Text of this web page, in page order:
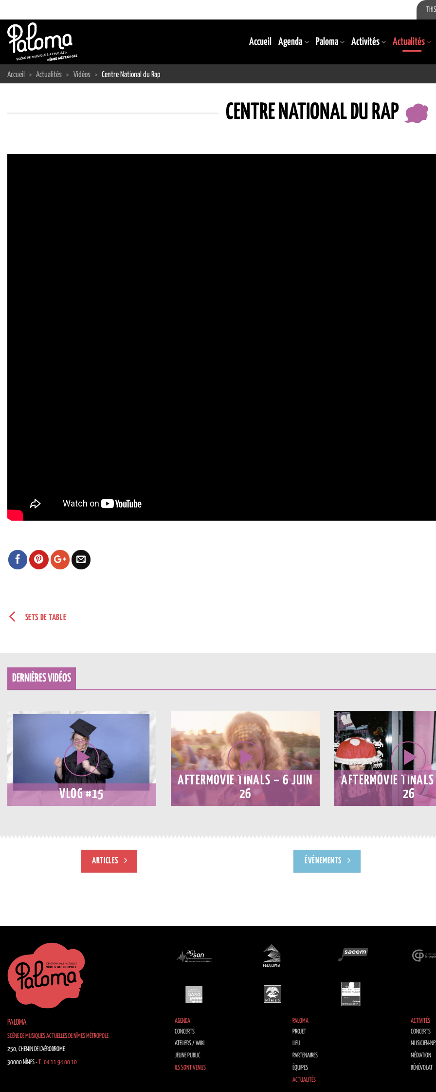
au
contenu
Accueil Agenda Paloma Activités Actualités
Accueil > Actualités > Vidéos > Centre National du Rap
CENTRE NATIONAL DU RAP
SETS DE TABLE
DERNIÈRES VIDÉOS
VLOG #15
AFTERMOVIE TINALS – 6 JUIN
26
AFTERMOVIE
26
ARTICLES ÉVÉNEMENTS
PALOMA
SCÈNE DE MUSIQUES ACTUELLES DE NÎMES MÉTROPOLE
250, CHEMIN DE L’AÉRODROME
30000 NÎMES -T. 04 11 94 00 10
AGENDA
CONCERTS
ATELIERS / WIKI
JEUNE PUBLIC
ILS SONT VENUS
PALOMA
PROJET
LIEU
PARTENAIRES
ÉQUIPES
ACTUALITÉS
ACTIVITÉS
CONCERTS
MÉDIATION
BÉNÉVOLAT